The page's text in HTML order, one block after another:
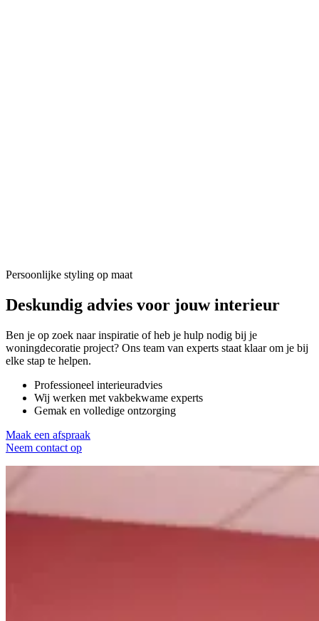
Persoonlijke styling op maat
Deskundig advies voor jouw interieur
Ben je op zoek naar inspiratie of heb je hulp nodig bij je
woningdecoratie project? Ons team van experts staat klaar om je bij
elke stap te helpen.
Professioneel interieuradvies
Wij werken met vakbekwame experts
Gemak en volledige ontzorging
Maak een afspraak
Neem contact op